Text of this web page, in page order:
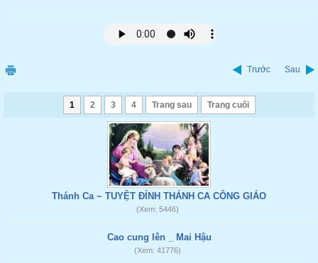
Trước Sau
1 2 3 4 Trang sau Trang cuối
Thánh Ca ~ TUYỆT ĐỈNH THÁNH CA CÔNG GIÁO
(Xem: 5446)
Cao cung lên _ Mai Hậu
(Xem: 41776)